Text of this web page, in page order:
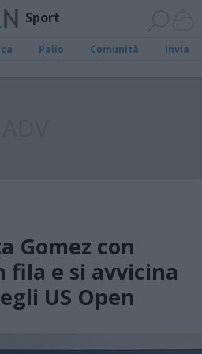
Sport
Palio Comunità Invia
Gomez con
fila e si avvicina
US Open